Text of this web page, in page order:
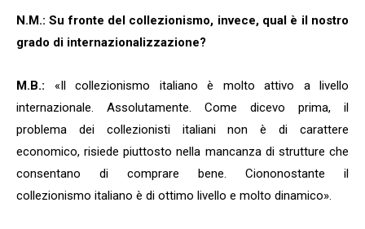
N.M.: Su fronte del collezionismo, invece, qual è il nostro
grado di internazionalizzazione?
M.B.: «Il collezionismo italiano è molto attivo a livello
internazionale. Assolutamente. Come dicevo prima, il
problema dei collezionisti italiani non è di carattere
economico, risiede piuttosto nella mancanza di strutture che
consentano di comprare bene. Ciononostante il
collezionismo italiano è di ottimo livello e molto dinamico».